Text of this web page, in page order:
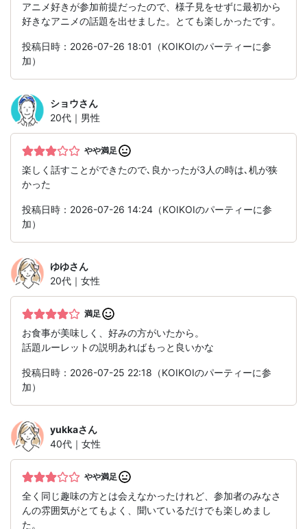
アニメ好きが参加前提だったので、様子見をせずに最初から
好きなアニメの話題を出せました。とても楽しかったです。
投稿日時：2026-07-26 18:01（KOIKOIのパーティーに参
加）
ショウさん
20代｜男性
やや満足
楽しく話すことができたので､良かったが3人の時は､机が狭
かった
投稿日時：2026-07-26 14:24（KOIKOIのパーティーに参
加）
ゆゆさん
20代｜女性
満足
お食事が美味しく、好みの方がいたから。
話題ルーレットの説明あればもっと良いかな
投稿日時：2026-07-25 22:18（KOIKOIのパーティーに参
加）
yukkaさん
40代｜女性
やや満足
全く同じ趣味の方とは会えなかったけれど、参加者のみなさ
んの雰囲気がとてもよく、聞いているだけでも楽しめまし
た。